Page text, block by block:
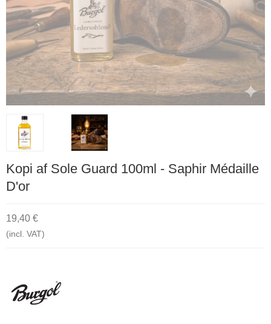
Kopi af Sole Guard 100ml - Saphir Médaille
D'or
19,40 €
(incl. VAT)